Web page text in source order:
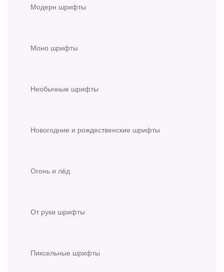
Модерн шрифты
Моно шрифты
Необычные шрифты
Новогодние и рождественские шрифты
Огонь и лёд
От руки шрифты
Пиксельные шрифты